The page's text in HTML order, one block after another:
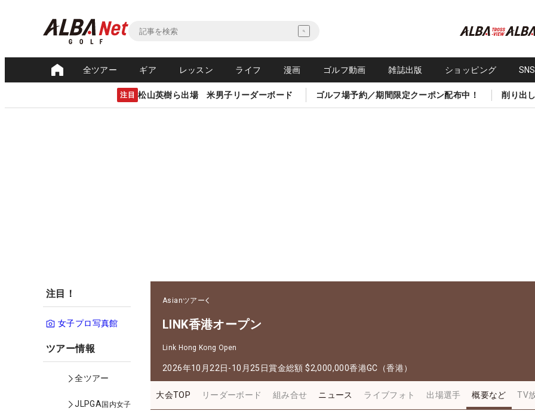
全ツアー ギア レッスン ライフ 漫画 ゴルフ動画 雑誌出版 ショッピング
注目 松山英樹ら出場 米男子リーダーボード ゴルフ場予約／期間限定クーポン配布中！ 削り出
注目！
女子プロ写真館
ツアー情報
全ツアー
JLPGA国内女子
Asianツアー
LINK香港オープン
Link Hong Kong Open
2026年10月22日-10月25日賞金総額 $2,000,000香港GC（香港）
大会TOP リーダーボード 組み合せ ニュース ライブフォト 出場選手 概要など TV